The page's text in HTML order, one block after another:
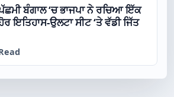
ਬੰਗਾਲ ‘ਚ ਭਾਜਪਾ ਨੇ ਰਚਿਆ ਇੱਕ
ਇਤਿਹਾਸ-ਉਲਟਾ ਸੀਟ ‘ਤੇ ਵੱਡੀ ਜਿੱਤ